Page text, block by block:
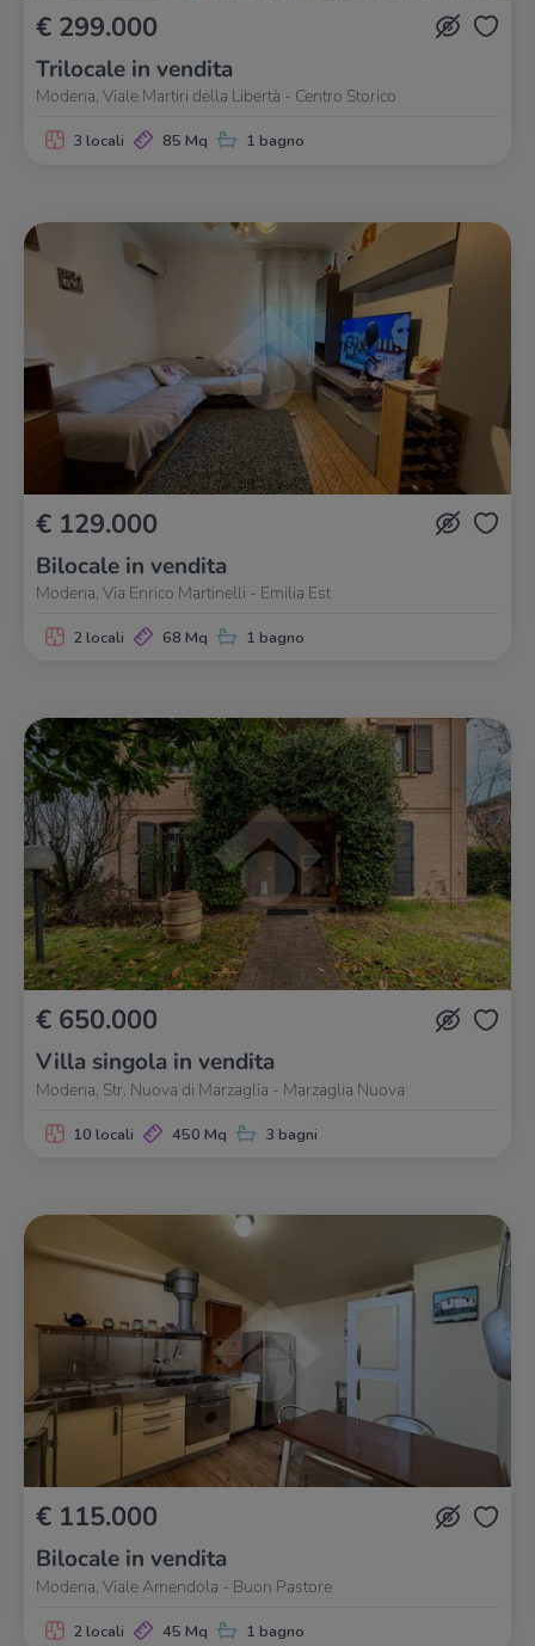
€ 299.000
Trilocale in vendita
Modena, Viale Martiri della Libertà - Centro Storico
3 locali 85 Mq 1 bagno
€ 129.000
Bilocale in vendita
Modena, Via Enrico Martinelli - Emilia Est
2 locali 68 Mq 1 bagno
€ 650.000
Villa singola in vendita
Modena, Str. Nuova di Marzaglia - Marzaglia Nuova
10 locali 450 Mq 3 bagni
€ 115.000
Bilocale in vendita
Modena, Viale Amendola - Buon Pastore
2 locali 45 Mq 1 bagno